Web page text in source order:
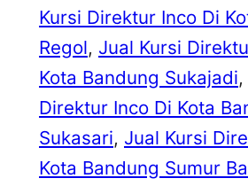
Kursi Direktur Inco Di
Regol, Jual Kursi
Kota Bandung Sukajadi,
Direktur Inco Di Kota
Sukasari, Jual Kursi
Kota Bandung Sumur